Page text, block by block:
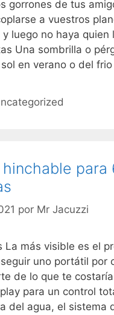
gorrones de tus
a vuestros
luego no haya quien
Una sombrilla o
en verano o del
para
por Mr Jacuzzi
La más visible es el
uno portátil por
de lo que te
para un control
del agua, el sistema